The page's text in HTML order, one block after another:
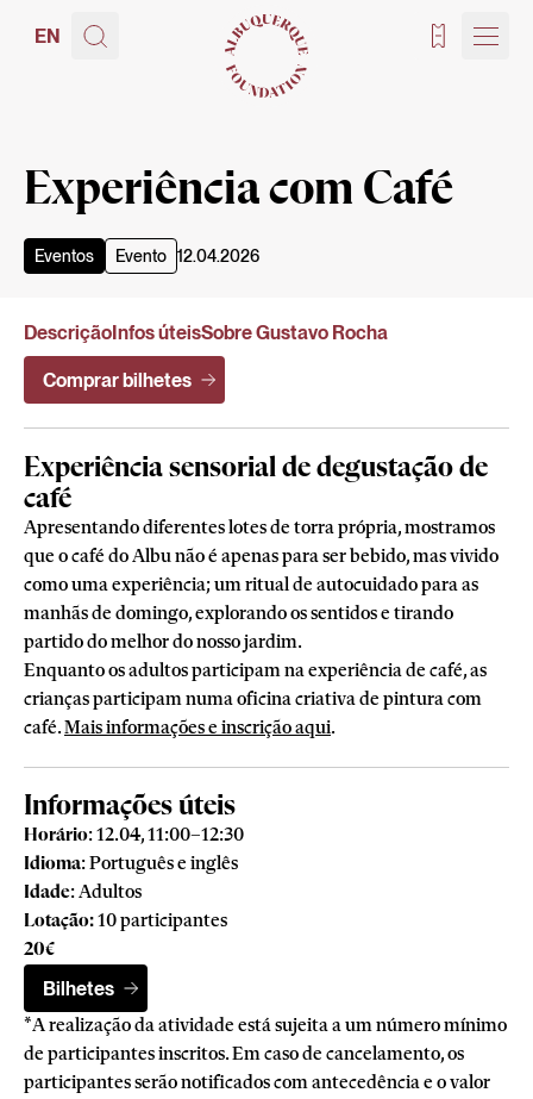
EN Bilhetes
Experiência com Café
Eventos Evento 12.04.2026
DescriçãoInfos úteisSobre Gustavo Rocha
Comprar bilhetes
Experiência sensorial de degustação de
café
Apresentando diferentes lotes de torra própria, mostramos
que o café do Albu não é apenas para ser bebido, mas vivido
como uma experiência; um ritual de autocuidado para as
manhãs de domingo, explorando os sentidos e tirando
partido do melhor do nosso jardim.
Enquanto os adultos participam na experiência de café, as
crianças participam numa oficina criativa de pintura com
café.Mais informações e inscrição aqui.
Informações úteis
Horário: 12.04, 11:00–12:30
Idioma: Português e inglês
Idade: Adultos
Lotação:10 participantes
20€
Bilhetes
*A realização da atividade está sujeita a um número mínimo
de participantes inscritos. Em caso de cancelamento, os
participantes serão notificados com antecedência e o valor